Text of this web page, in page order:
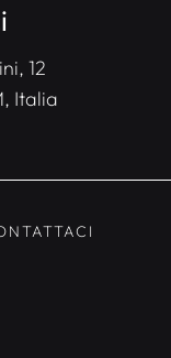
12
Italia